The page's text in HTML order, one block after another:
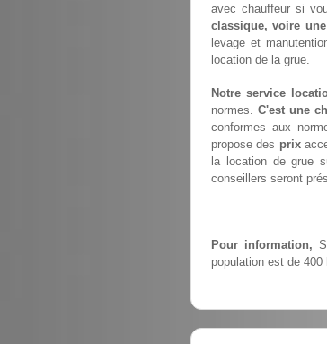
avec chauffeur si
classique, voire
levage et
location de la grue.
Notre service
normes. C'est une
conformes aux
propose des prix
la location de grue
conseillers seront
Pour information,
population est de 400